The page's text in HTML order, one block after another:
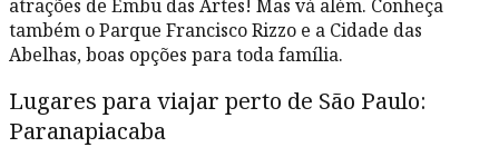
atrações de Embu das Artes! Mas vá além. Conheça
também o Parque Francisco Rizzo e a Cidade das
Abelhas, boas opções para toda família.
Lugares para viajar perto de São Paulo:
Paranapiacaba